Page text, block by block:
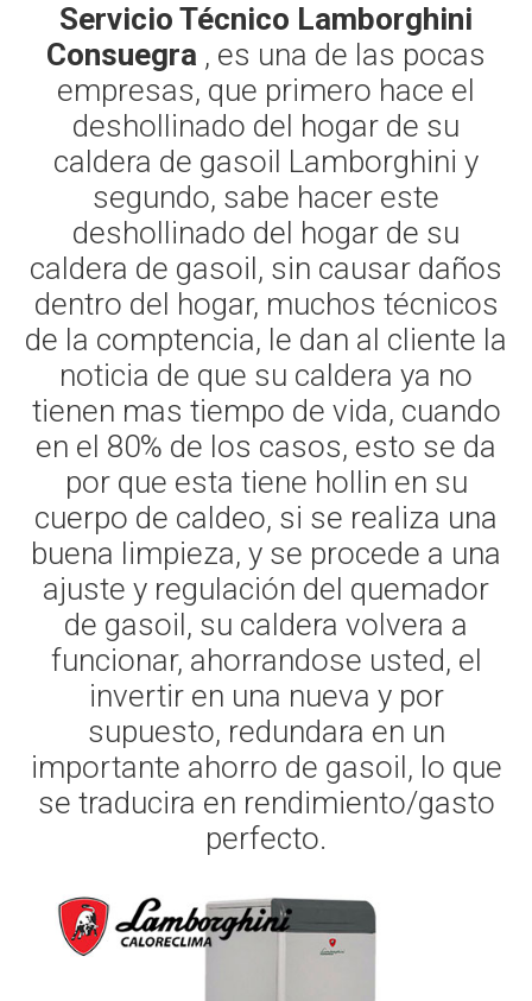
Servicio Técnico Lamborghini
Consuegra , es una de las pocas
empresas, que primero hace el
deshollinado del hogar de su
caldera de gasoil Lamborghini y
segundo, sabe hacer este
deshollinado del hogar de su
caldera de gasoil, sin causar daños
dentro del hogar, muchos técnicos
de la comptencia, le dan al cliente la
noticia de que su caldera ya no
tienen mas tiempo de vida, cuando
en el 80% de los casos, esto se da
por que esta tiene hollin en su
cuerpo de caldeo, si se realiza una
buena limpieza, y se procede a una
ajuste y regulación del quemador
de gasoil, su caldera volvera a
funcionar, ahorrandose usted, el
invertir en una nueva y por
supuesto, redundara en un
importante ahorro de gasoil, lo que
se traducira en rendimiento/gasto
perfecto.